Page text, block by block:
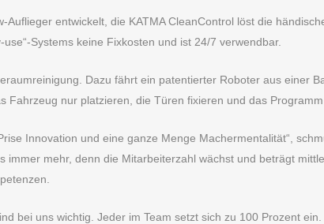
entwickelt, die KATMA CleanControl löst die
Systems keine Fixkosten und ist 24/7 verwendbar.
Dazu fährt ein patentierter Roboter aus einer
nur platzieren, die Türen fixieren und das Programm
Innovation und eine ganze Menge Machermentalität“,
mehr, denn die Mitarbeiterzahl wächst und beträgt
bei uns wichtig. Jeder im Team setzt sich zu 100 Prozent